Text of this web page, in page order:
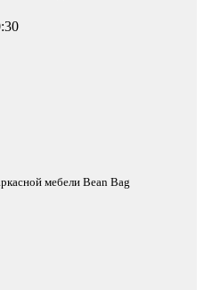
мебели Bean Bag